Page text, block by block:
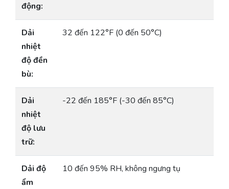
động:
Dải
nhiệt
độ đền
bù:
32 đến 122°F (0 đến 50°C)
Dải
nhiệt
độ lưu
trữ:
-22 đến 185°F (-30 đến 85°C)
Dải độ
ẩm
10 đến 95% RH, không ngưng tụ